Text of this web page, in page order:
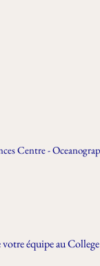
Centre -
équipe au